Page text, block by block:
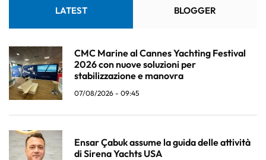
LATEST BLOGGER
CMC Marine al Cannes Yachting Festival
2026 con nuove soluzioni per
stabilizzazione e manovra
07/08/2026 - 09:45
Ensar Çabuk assume la guida delle attività
di Sirena Yachts USA